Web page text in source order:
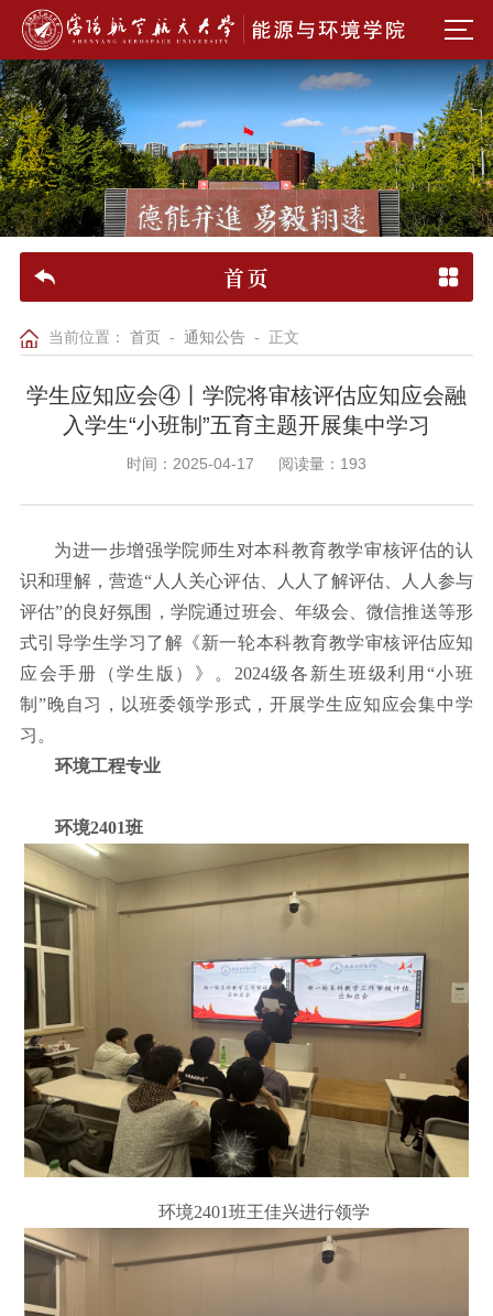
首页
当前位置： 首页 - 通知公告- 正文
学生应知应会④丨学院将审核评估应知应会融
入学生“小班制”五育主题开展集中学习
时间：2025-04-17 阅读量： 193
为进一步增强学院师生对本科教育教学审核评估的认
识和理解，营造“人人关心评估、人人了解评估、人人参与
评估”的良好氛围，学院通过班会、年级会、微信推送等形
式引导学生学习了解《新一轮本科教育教学审核评估应知
应会手册（学生版）》。 2024级各新生班级利用 “小班
制 ”晚自习，以班委领学形式，开展学生应知应会集中学
习。
环境工程专业
环境2401班
环境2401班王佳兴进行领学